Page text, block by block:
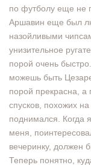
по футболу еще не
Аршавин еще был
назойливыми
унизительное
порой очень
можешь быть
порой прекрасна,
спусков, похожих
поднимался. Когда
меня,
вечеринку, должен
Теперь понятно,